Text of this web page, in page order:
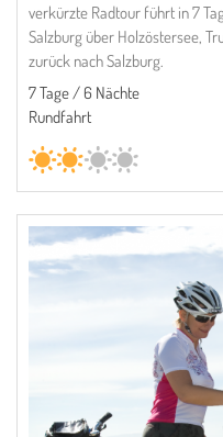
verkürzte Radtour führt in 7
Salzburg über Holzöstersee,
zurück nach Salzburg.
7 Tage / 6 Nächte
Rundfahrt